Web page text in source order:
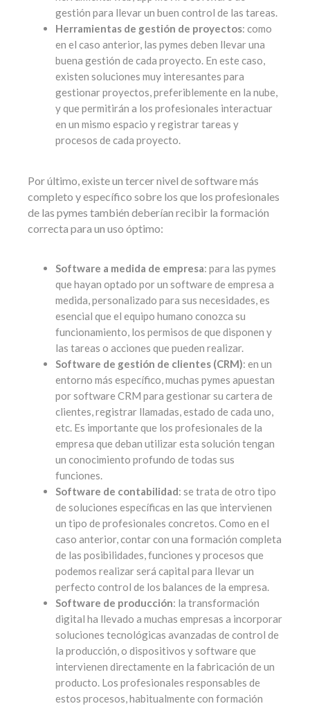
gestión para llevar un buen control de las tareas.
Herramientas de gestión de proyectos: como
en el caso anterior, las pymes deben llevar una
buena gestión de cada proyecto. En este caso,
existen soluciones muy interesantes para
gestionar proyectos, preferiblemente en la nube,
y que permitirán a los profesionales interactuar
en un mismo espacio y registrar tareas y
procesos de cada proyecto.
Por último, existe un tercer nivel de software más
completo y específico sobre los que los profesionales
de las pymes también deberían recibir la formación
correcta para un uso óptimo:
Software a medida de empresa: para las pymes
que hayan optado por un software de empresa a
medida, personalizado para sus necesidades, es
esencial que el equipo humano conozca su
funcionamiento, los permisos de que disponen y
las tareas o acciones que pueden realizar.
Software de gestión de clientes (CRM): en un
entorno más específico, muchas pymes apuestan
por software CRM para gestionar su cartera de
clientes, registrar llamadas, estado de cada uno,
etc. Es importante que los profesionales de la
empresa que deban utilizar esta solución tengan
un conocimiento profundo de todas sus
funciones.
Software de contabilidad: se trata de otro tipo
de soluciones específicas en las que intervienen
un tipo de profesionales concretos. Como en el
caso anterior, contar con una formación completa
de las posibilidades, funciones y procesos que
podemos realizar será capital para llevar un
perfecto control de los balances de la empresa.
Software de producción: la transformación
digital ha llevado a muchas empresas a incorporar
soluciones tecnológicas avanzadas de control de
la producción, o dispositivos y software que
intervienen directamente en la fabricación de un
producto. Los profesionales responsables de
estos procesos, habitualmente con formación